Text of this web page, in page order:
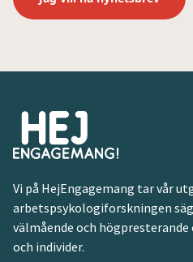
Vi på HejEngagemang tar vår
arbetspsykologiforskningen
välmående och
och individer.